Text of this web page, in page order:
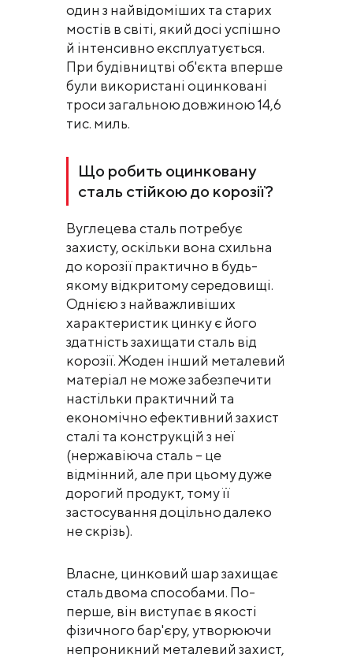
один з найвідоміших та старих
мостів в світі, який досі успішно
й інтенсивно експлуатується.
При будівництві об'єкта вперше
були використані оцинковані
троси загальною довжиною 14,6
тис. миль.
Що робить оцинковану
сталь стійкою до корозії?
Вуглецева сталь потребує
захисту, оскільки вона схильна
до корозії практично в будь-
якому відкритому середовищі.
Однією з найважливіших
характеристик цинку є його
здатність захищати сталь від
корозії. Жоден інший металевий
матеріал не може забезпечити
настільки практичний та
економічно ефективний захист
сталі та конструкцій з неї
(нержавіюча сталь – це
відмінний, але при цьому дуже
дорогий продукт, тому її
застосування доцільно далеко
не скрізь).
Власне, цинковий шар захищає
сталь двома способами. По-
перше, він виступає в якості
фізичного бар'єру, утворюючи
непроникний металевий захист,